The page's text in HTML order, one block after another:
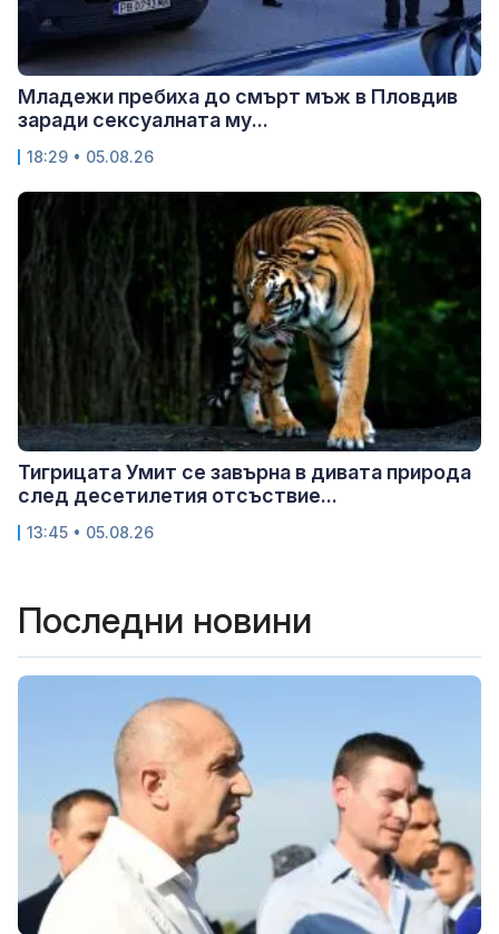
Младежи пребиха до смърт мъж в Пловдив
заради сексуалната му...
18:29 • 05.08.26
Тигрицата Умит се завърна в дивата природа
след десетилетия отсъствие...
13:45 • 05.08.26
Последни новини